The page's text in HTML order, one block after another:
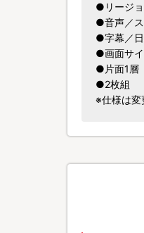
●リージ
●音声／
●字幕／
●画面サ
●片面1層
●2枚組
※仕様は変